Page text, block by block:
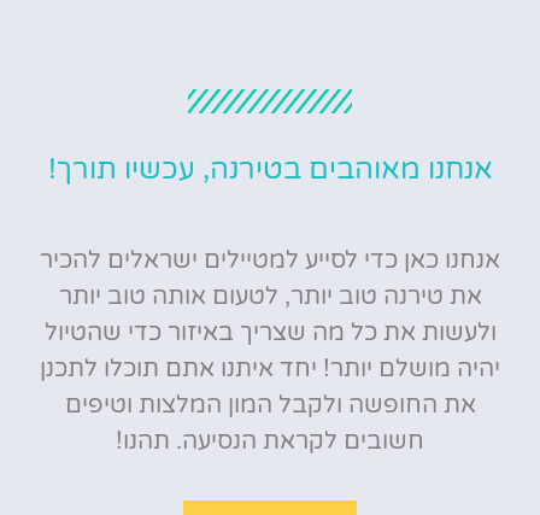
אנחנו מאוהבים בטירנה, עכשיו תורך!
אנחנו כאן כדי לסייע למטיילים ישראלים להכיר
את טירנה טוב יותר, לטעום אותה טוב יותר
ולעשות את כל מה שצריך באיזור כדי שהטיול
יהיה מושלם יותר! יחד איתנו אתם תוכלו לתכנן
את החופשה ולקבל המון המלצות וטיפים
חשובים לקראת הנסיעה. תהנו!